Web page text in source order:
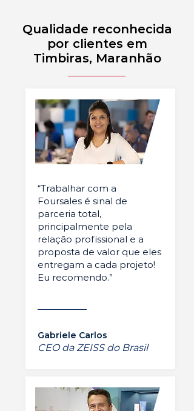
Qualidade reconhecida
por clientes em
Timbiras, Maranhão
“Trabalhar com a
Foursales é sinal de
parceria total,
principalmente pela
relação profissional e a
proposta de valor que eles
entregam a cada projeto!
Eu recomendo.”
Gabriele Carlos
CEO da ZEISS do Brasil